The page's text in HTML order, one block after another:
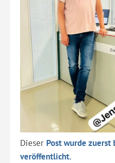
Dieser Post wurde zuerst
veröffentlicht.